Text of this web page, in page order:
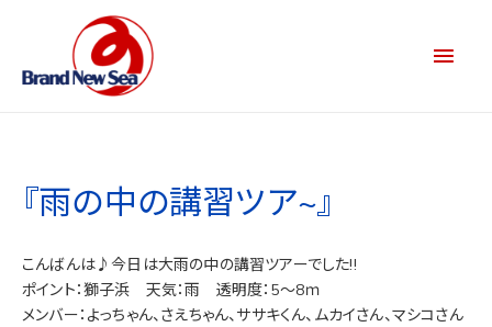
『雨の中の講習ツア~』
こんばんは♪今日は大雨の中の講習ツアーでした!!
ポイント：獅子浜 天気：雨 透明度：5～8ｍ
メンバー：よっちゃん、さえちゃん、ササキくん、ムカイさん、マシコさん